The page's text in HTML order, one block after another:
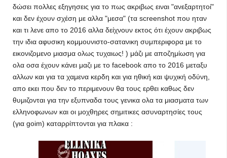
δώσει πολλες εξηγησεις για το πως ακριβως ειναι "ανεξαρτητοί"
και δεν έχουν σχέση με αλλα "μεσα" (τα screenshot που ηταν
και τι λενε απο το 2016 αλλα δείχνουν εκτος ότι έχουν ακριβως
την ιδια αφυσικη κομμουνιστο-σατανικη συμπεριφορα με το
εικονιζομενο μιασμα ολως τυχαιως! ) μάζι με αποζημίωση για
ολα οσα έχουν κάνει μαζι με το facebook απο το 2016 μεταξυ
αλλων και για τα χαμενα κερδη και για ηθική και ψυχική οδύνη,
απο εκει που δεν το περιμενουν θα τους ερθει καθως δεν
θυμιζονται για την εξυπναδα τους γενικα ολα τα μιασματα των
ελληνοφωνων και οι μοχθηρες σημιτικες ασυναρτησίες τους
(για goim) καταρρίπτονται για πλακα :